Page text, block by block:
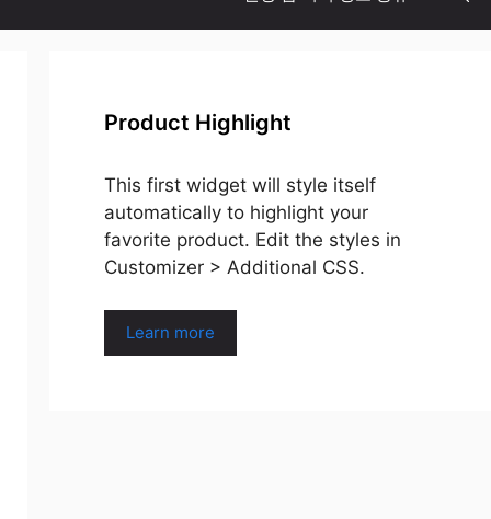
Product Highlight
This first widget will style itself
automatically to highlight your
favorite product. Edit the styles in
Customizer > Additional CSS.
Learn more